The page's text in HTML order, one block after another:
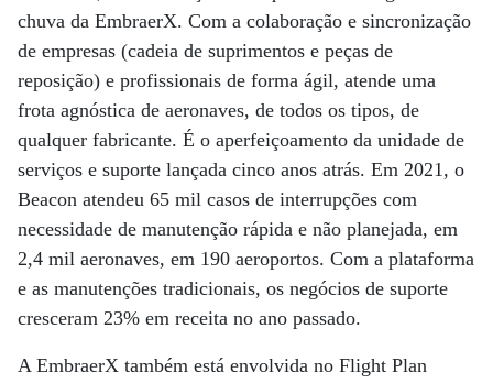
chuva da EmbraerX. Com a colaboração e sincronização
de empresas (cadeia de suprimentos e peças de
reposição) e profissionais de forma ágil, atende uma
frota agnóstica de aeronaves, de todos os tipos, de
qualquer fabricante. É o aperfeiçoamento da unidade de
serviços e suporte lançada cinco anos atrás. Em 2021, o
Beacon atendeu 65 mil casos de interrupções com
necessidade de manutenção rápida e não planejada, em
2,4 mil aeronaves, em 190 aeroportos. Com a plataforma
e as manutenções tradicionais, os negócios de suporte
cresceram 23% em receita no ano passado.
A EmbraerX também está envolvida no Flight Plan